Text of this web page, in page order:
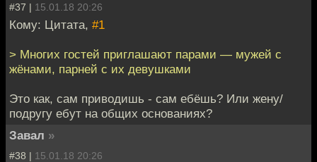
#37 | 15.01.18 20:26
Кому: Цитата, #1
> Многих гостей приглашают парами — мужей с
жёнами, парней с их девушками
Это как, сам приводишь - сам ебёшь? Или жену/
подругу ебут на общих основаниях?
Завал »
#38 | 15.01.18 20:26